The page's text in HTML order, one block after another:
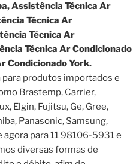
Assistência Técnica Ar
Técnica Ar
Técnica Ar
Técnica Ar Condicionado
Condicionado York.
produtos importados e
Brastemp, Carrier,
Elgin, Fujitsu, Ge, Gree,
Panasonic, Samsung,
para 11 98106-5931 e
diversas formas de